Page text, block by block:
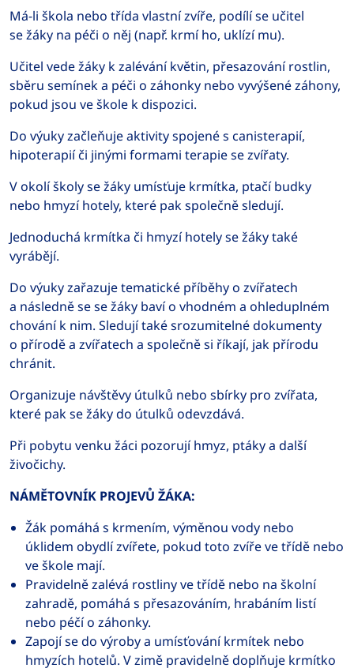
Má-li škola nebo třída vlastní zvíře, podílí se učitel
se žáky na péči o něj (např. krmí ho, uklízí mu).
Učitel vede žáky k zalévání květin, přesazování rostlin,
sběru semínek a péči o záhonky nebo vyvýšené záhony,
pokud jsou ve škole k dispozici.
Do výuky začleňuje aktivity spojené s canisterapií,
hipoterapií či jinými formami terapie se zvířaty.
V okolí školy se žáky umísťuje krmítka, ptačí budky
nebo hmyzí hotely, které pak společně sledují.
Jednoduchá krmítka či hmyzí hotely se žáky také
vyrábějí.
Do výuky zařazuje tematické příběhy o zvířatech
a následně se se žáky baví o vhodném a ohleduplném
chování k nim. Sledují také srozumitelné dokumenty
o přírodě a zvířatech a společně si říkají, jak přírodu
chránit.
Organizuje návštěvy útulků nebo sbírky pro zvířata,
které pak se žáky do útulků odevzdává.
Při pobytu venku žáci pozorují hmyz, ptáky a další
živočichy.
NÁMĚTOVNÍK PROJEVŮ ŽÁKA:
Žák pomáhá s krmením, výměnou vody nebo
úklidem obydlí zvířete, pokud toto zvíře ve třídě nebo
ve škole mají.
Pravidelně zalévá rostliny ve třídě nebo na školní
zahradě, pomáhá s přesazováním, hrabáním listí
nebo péčí o záhonky.
Zapojí se do výroby a umísťování krmítek nebo
hmyzích hotelů. V zimě pravidelně doplňuje krmítko